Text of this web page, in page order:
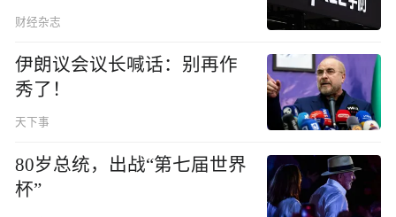
财经杂志
伊朗议会议长喊话：别再作
秀了！
天下事
80岁总统，出战“第七届世界
杯”